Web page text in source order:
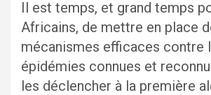
Il est temps, et grand temps
Africains, de mettre en place
mécanismes efficaces contre
épidémies connues et
les déclencher à la première